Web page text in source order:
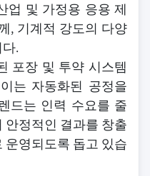
업 및 가정용 응용 제
, 기계적 강도의 다양
.
포장 및 투약 시스템
는 자동화된 공정을
드는 인력 수요를 줄
안정적인 결과를 창출
운영되도록 돕고 있습